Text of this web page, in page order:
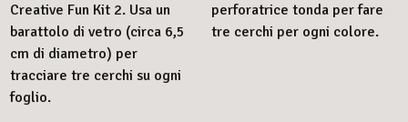
Creative Fun Kit 2. Usa un
barattolo di vetro (circa 6,5
cm di diametro) per
tracciare tre cerchi su ogni
foglio.
perforatrice tonda per fare
tre cerchi per ogni colore.